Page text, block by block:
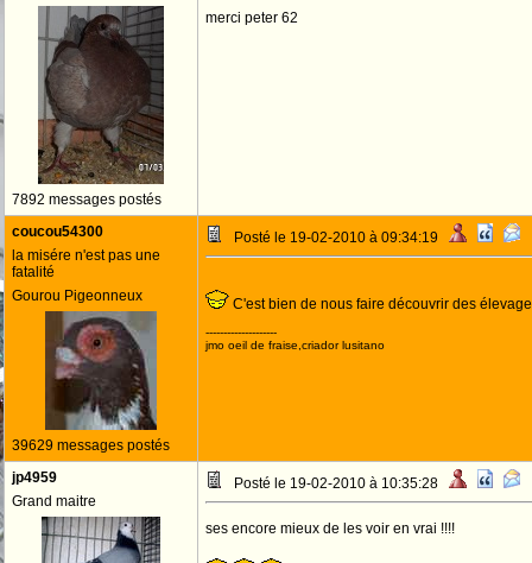
7892 messages postés
merci peter 62
coucou54300
la misére n'est pas une
fatalité
Gourou Pigeonneux
39629 messages postés
Posté le 19-02-2010 à 09:34:19
C'est bien de nous faire découvrir des
--------------------
jmo oeil de fraise,criador lusitano
jp4959
Grand maitre
Posté le 19-02-2010 à 10:35:28
ses encore mieux de les voir en vrai !!!!